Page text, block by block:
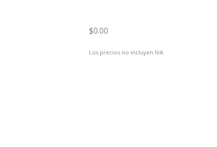
$0.00
Los precios no incluyen IVA